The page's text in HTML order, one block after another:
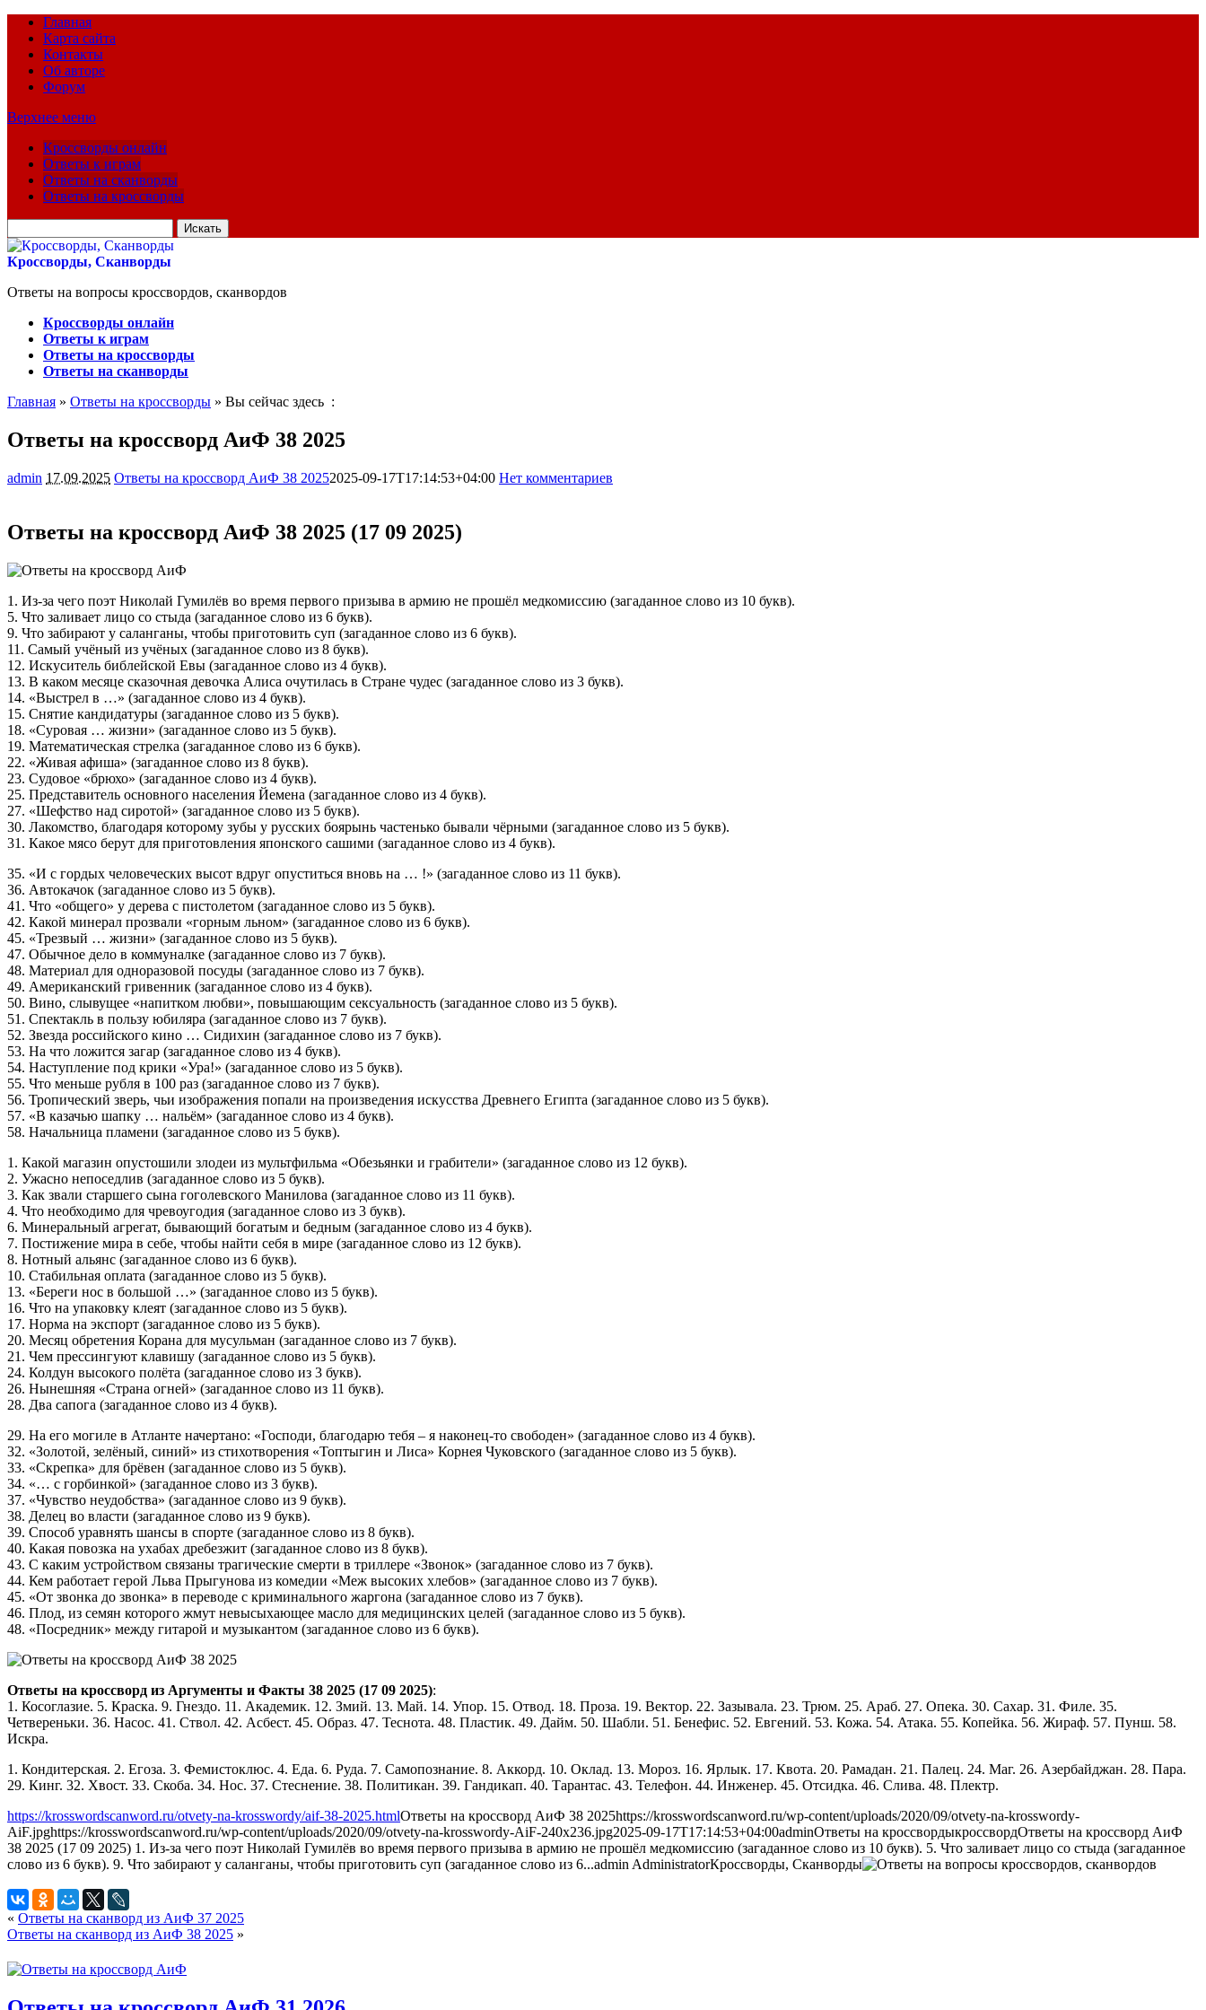
Главная
Карта сайта
Контакты
Об авторе
Форум
Верхнее меню
Кроссворды онлайн
Ответы к играм
Ответы на сканворды
Ответы на кроссворды
для:
Кроссворды, Сканворды
Ответы на вопросы кроссвордов, сканвордов
Кроссворды онлайн
Ответы к играм
Ответы на кроссворды
Ответы на сканворды
Главная » Ответы на кроссворды » Вы сейчас здесь :
Ответы на кроссворд АиФ 38 2025
admin 17.09.2025 Ответы на кроссворд АиФ 38 20252025-09-17T17:14:53+04:00 Нет комментариев
Ответы на кроссворд АиФ 38 2025 (17 09 2025)
1. Из-за чего поэт Николай Гумилёв во время первого призыва в армию не прошёл медкомиссию (загаданное слово из 10 букв).
5. Что заливает лицо со стыда (загаданное слово из 6 букв).
9. Что забирают у саланганы, чтобы приготовить суп (загаданное слово из 6 букв).
11. Самый учёный из учёных (загаданное слово из 8 букв).
12. Искуситель библейской Евы (загаданное слово из 4 букв).
13. В каком месяце сказочная девочка Алиса очутилась в Стране чудес (загаданное слово из 3 букв).
14. «Выстрел в …» (загаданное слово из 4 букв).
15. Снятие кандидатуры (загаданное слово из 5 букв).
18. «Суровая … жизни» (загаданное слово из 5 букв).
19. Математическая стрелка (загаданное слово из 6 букв).
22. «Живая афиша» (загаданное слово из 8 букв).
23. Судовое «брюхо» (загаданное слово из 4 букв).
25. Представитель основного населения Йемена (загаданное слово из 4 букв).
27. «Шефство над сиротой» (загаданное слово из 5 букв).
30. Лакомство, благодаря которому зубы у русских боярынь частенько бывали чёрными (загаданное слово из 5 букв).
31. Какое мясо берут для приготовления японского сашими (загаданное слово из 4 букв).
35. «И с гордых человеческих высот вдруг опуститься вновь на … !» (загаданное слово из 11 букв).
36. Автокачок (загаданное слово из 5 букв).
41. Что «общего» у дерева с пистолетом (загаданное слово из 5 букв).
42. Какой минерал прозвали «горным льном» (загаданное слово из 6 букв).
45. «Трезвый … жизни» (загаданное слово из 5 букв).
47. Обычное дело в коммуналке (загаданное слово из 7 букв).
48. Материал для одноразовой посуды (загаданное слово из 7 букв).
49. Американский гривенник (загаданное слово из 4 букв).
50. Вино, слывущее «напитком любви», повышающим сексуальность (загаданное слово из 5 букв).
51. Спектакль в пользу юбиляра (загаданное слово из 7 букв).
52. Звезда российского кино … Сидихин (загаданное слово из 7 букв).
53. На что ложится загар (загаданное слово из 4 букв).
54. Наступление под крики «Ура!» (загаданное слово из 5 букв).
55. Что меньше рубля в 100 раз (загаданное слово из 7 букв).
56. Тропический зверь, чьи изображения попали на произведения искусства Древнего Египта (загаданное слово из 5 букв).
57. «В казачью шапку … нальём» (загаданное слово из 4 букв).
58. Начальница пламени (загаданное слово из 5 букв).
1. Какой магазин опустошили злодеи из мультфильма «Обезьянки и грабители» (загаданное слово из 12 букв).
2. Ужасно непоседлив (загаданное слово из 5 букв).
3. Как звали старшего сына гоголевского Манилова (загаданное слово из 11 букв).
4. Что необходимо для чревоугодия (загаданное слово из 3 букв).
6. Минеральный агрегат, бывающий богатым и бедным (загаданное слово из 4 букв).
7. Постижение мира в себе, чтобы найти себя в мире (загаданное слово из 12 букв).
8. Нотный альянс (загаданное слово из 6 букв).
10. Стабильная оплата (загаданное слово из 5 букв).
13. «Береги нос в большой …» (загаданное слово из 5 букв).
16. Что на упаковку клеят (загаданное слово из 5 букв).
17. Норма на экспорт (загаданное слово из 5 букв).
20. Месяц обретения Корана для мусульман (загаданное слово из 7 букв).
21. Чем прессингуют клавишу (загаданное слово из 5 букв).
24. Колдун высокого полёта (загаданное слово из 3 букв).
26. Нынешняя «Страна огней» (загаданное слово из 11 букв).
28. Два сапога (загаданное слово из 4 букв).
29. На его могиле в Атланте начертано: «Господи, благодарю тебя – я наконец-то свободен» (загаданное слово из 4 букв).
32. «Золотой, зелёный, синий» из стихотворения «Топтыгин и Лиса» Корнея Чуковского (загаданное слово из 5 букв).
33. «Скрепка» для брёвен (загаданное слово из 5 букв).
34. «… с горбинкой» (загаданное слово из 3 букв).
37. «Чувство неудобства» (загаданное слово из 9 букв).
38. Делец во власти (загаданное слово из 9 букв).
39. Способ уравнять шансы в спорте (загаданное слово из 8 букв).
40. Какая повозка на ухабах дребезжит (загаданное слово из 8 букв).
43. С каким устройством связаны трагические смерти в триллере «Звонок» (загаданное слово из 7 букв).
44. Кем работает герой Льва Прыгунова из комедии «Меж высоких хлебов» (загаданное слово из 7 букв).
45. «От звонка до звонка» в переводе с криминального жаргона (загаданное слово из 7 букв).
46. Плод, из семян которого жмут невысыхающее масло для медицинских целей (загаданное слово из 5 букв).
48. «Посредник» между гитарой и музыкантом (загаданное слово из 6 букв).
Ответы на кроссворд из Аргументы и Факты 38 2025 (17 09 2025):
1. Косоглазие. 5. Краска. 9. Гнездо. 11. Академик. 12. Змий. 13. Май. 14. Упор. 15. Отвод. 18. Проза. 19. Вектор. 22. Зазывала. 23. Трюм. 25. Араб. 27. Опека. 30. Сахар. 31. Филе. 35.
Четвереньки. 36. Насос. 41. Ствол. 42. Асбест. 45. Образ. 47. Теснота. 48. Пластик. 49. Дайм. 50. Шабли. 51. Бенефис. 52. Евгений. 53. Кожа. 54. Атака. 55. Копейка. 56. Жираф. 57. Пунш. 58.
Искра.
1. Кондитерская. 2. Егоза. 3. Фемистоклюс. 4. Еда. 6. Руда. 7. Самопознание. 8. Аккорд. 10. Оклад. 13. Мороз. 16. Ярлык. 17. Квота. 20. Рамадан. 21. Палец. 24. Маг. 26. Азербайджан. 28. Пара.
29. Кинг. 32. Хвост. 33. Скоба. 34. Нос. 37. Стеснение. 38. Политикан. 39. Гандикап. 40. Тарантас. 43. Телефон. 44. Инженер. 45. Отсидка. 46. Слива. 48. Плектр.
https://krosswordscanword.ru/otvety-na-krosswordy/aif-38-2025.htmlОтветы на кроссворд АиФ 38 2025https://krosswordscanword.ru/wp-content/uploads/2020/09/otvety-na-krosswordy-
AiF.jpghttps://krosswordscanword.ru/wp-content/uploads/2020/09/otvety-na-krosswordy-AiF-240x236.jpg2025-09-17T17:14:53+04:00adminОтветы на кроссвордыкроссвордОтветы на кроссворд АиФ
38 2025 (17 09 2025) 1. Из-за чего поэт Николай Гумилёв во время первого призыва в армию не прошёл медкомиссию (загаданное слово из 10 букв). 5. Что заливает лицо со стыда (загаданное
слово из 6 букв). 9. Что забирают у саланганы, чтобы приготовить суп (загаданное слово из 6...admin AdministratorКроссворды, Сканворды
« Ответы на сканворд из АиФ 37 2025
Ответы на сканворд из АиФ 38 2025 »